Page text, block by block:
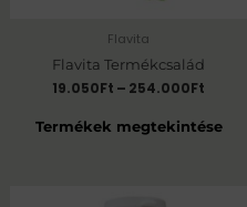
Flavita
Flavita Termékcsalád
19.050Ft – 254.000Ft
Termékek megtekintése